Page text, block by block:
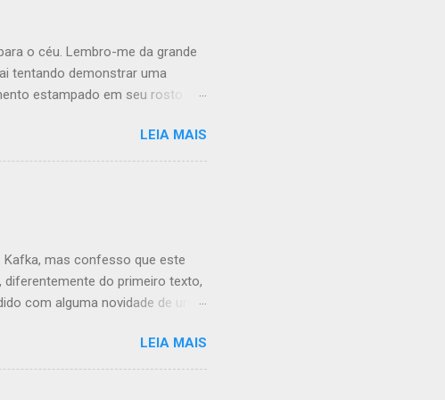
o céu. Lembro-me da grande
tentando demonstrar uma
estampado em seu rosto.
parafraseando Ariano
aquilo que é vivo, morre”; e
pai teve três irmãos: o sempre
LEIA MAIS
mas confesso que este
do primeiro texto,
com alguma novidade de um
Como já citamos, o livro conta
se pela manhã nota que havia
reconhecedndo na sua nova
LEIA MAIS